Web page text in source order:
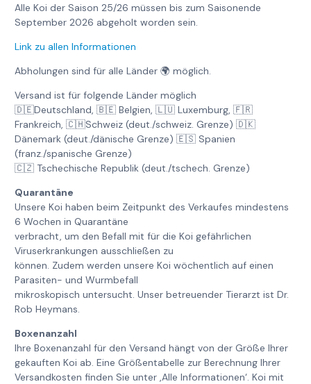
Alle Koi der Saison 25/26 müssen bis zum Saisonende
September 2026 abgeholt worden sein.
Link zu allen Informationen
Abholungen sind für alle Länder 🌍 möglich.
Versand ist für folgende Länder möglich
🇩🇪Deutschland, 🇧🇪 Belgien, 🇱🇺 Luxemburg, 🇫🇷
Frankreich, 🇨🇭Schweiz (deut./schweiz. Grenze) 🇩🇰
Dänemark (deut./dänische Grenze) 🇪🇸 Spanien
(franz./spanische Grenze)
🇨🇿 Tschechische Republik (deut./tschech. Grenze)
Quarantäne
Unsere Koi haben beim Zeitpunkt des Verkaufes mindestens
6 Wochen in Quarantäne
verbracht, um den Befall mit für die Koi gefährlichen
Viruserkrankungen ausschließen zu
können. Zudem werden unsere Koi wöchentlich auf einen
Parasiten- und Wurmbefall
mikroskopisch untersucht. Unser betreuender Tierarzt ist Dr.
Rob Heymans.
Boxenanzahl
Ihre Boxenanzahl für den Versand hängt von der Größe Ihrer
gekauften Koi ab. Eine Größentabelle zur Berechnung Ihrer
Versandkosten finden Sie unter ‚Alle Informationen‘. Koi mit